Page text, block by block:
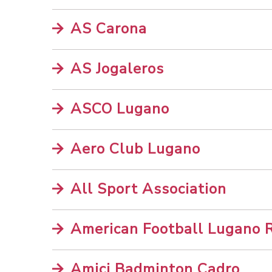
AS Carona
AS Jogaleros
ASCO Lugano
Aero Club Lugano
All Sport Association
American Football Lugano